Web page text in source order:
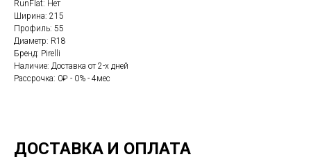
RunFlat: Нет
Ширина: 215
Профиль: 55
Диаметр: R18
Бренд: Pirelli
Наличие: Доставка от 2-х дней
Рассрочка: 0₽ - 0% - 4мес
ДОСТАВКА И ОПЛАТА